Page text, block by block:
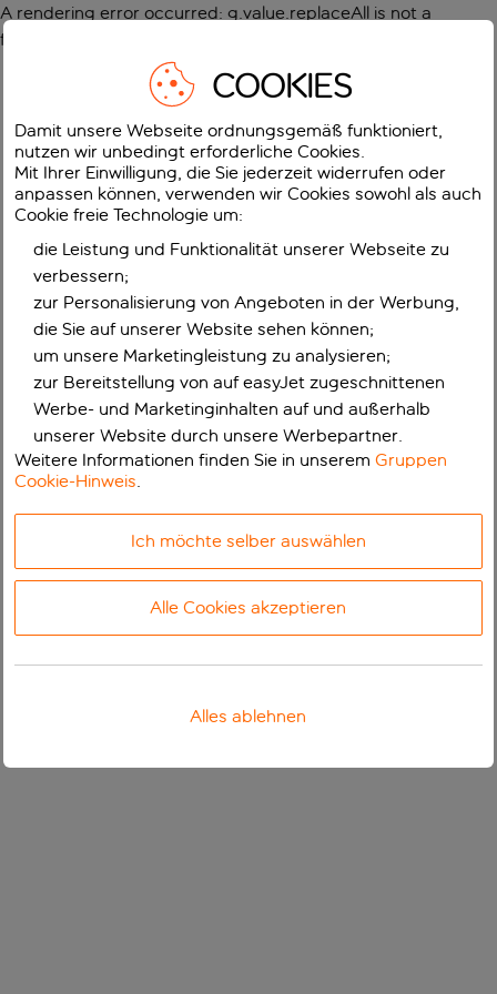
A rendering error occurred: g.value.replaceAll is not a
function
COOKIES
Damit unsere Webseite ordnungsgemäß funktioniert,
nutzen wir unbedingt erforderliche Cookies.
Mit Ihrer Einwilligung, die Sie jederzeit widerrufen oder
anpassen können, verwenden wir Cookies sowohl als auch
Cookie freie Technologie um:
die Leistung und Funktionalität unserer Webseite zu
verbessern;
zur Personalisierung von Angeboten in der Werbung,
die Sie auf unserer Website sehen können;
um unsere Marketingleistung zu analysieren;
zur Bereitstellung von auf easyJet zugeschnittenen
Werbe- und Marketinginhalten auf und außerhalb
unserer Website durch unsere Werbepartner.
Weitere Informationen finden Sie in unseremGruppen
Cookie-Hinweis.
Ich möchte selber auswählen
Alle Cookies akzeptieren
Alles ablehnen